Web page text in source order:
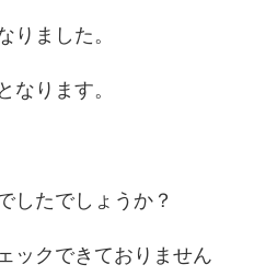
りました。
なります。
したでしょうか？
ックできておりません